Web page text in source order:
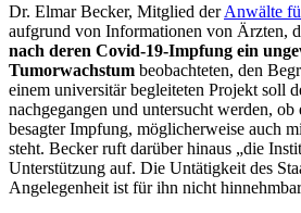
Dr. Elmar Becker, Mitglied derAnwälte
aufgrund von Informationen von Ärzten,
nach deren Covid-19-Impfung ein
Tumorwachstum beobachteten, den
einem universitär begleiteten Projekt soll
nachgegangen und untersucht werden,
besagter Impfung, möglicherweise auch
steht. Becker ruft darüber hinaus „die
Unterstützung auf. Die Untätigkeit des
Angelegenheit ist für ihn nicht